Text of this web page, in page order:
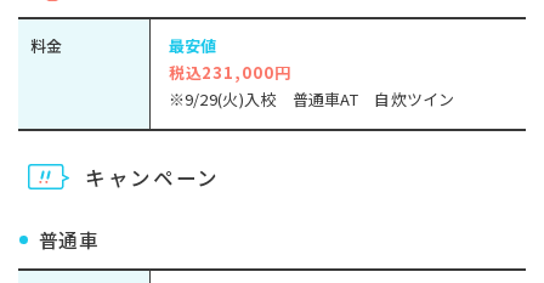
料金
最安値
税込231,000円
※9/29(火)入校 普通車AT 自炊ツイン
キャンペーン
普通車